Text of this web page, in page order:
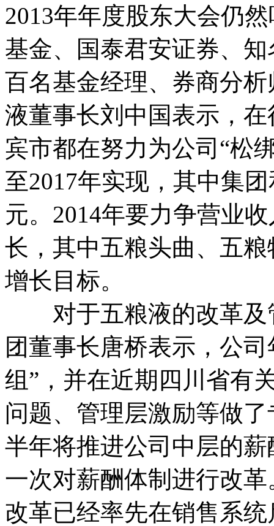
2013年年度股东大会仍
基金、国泰君安证券、
百名基金经理、券商分
液董事长刘中国表示，
宾市都在努力为公司“松
至2017年实现，其中集
元。2014年要力争营业
长，其中五粮头曲、五
增长目标。
对于五粮液的改革及
团董事长唐桥表示，公
组”，并在近期四川省有
问题、管理层激励等做
半年将推进公司中层的
一次对薪酬体制进行改
改革已经率先在销售系统